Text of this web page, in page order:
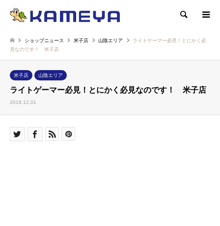
検索
ショップニュース 米子店 山陰エリア
ライトゲーマー必見！とにかく必
見なのです！ 米子店
米子店 山陰エリア
ライトゲーマー必見！とにかく必見なのです！ 米子店
2018.12.01